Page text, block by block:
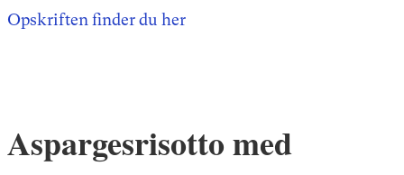
Opskriften finder du her
Aspargesrisotto med